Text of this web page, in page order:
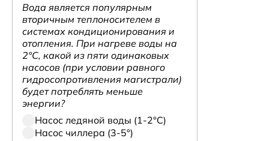
Вода является популярным
вторичным теплоносителем в
системах кондиционирования и
отопления. При нагреве воды на
2°С, какой из пяти одинаковых
насосов (при условии равного
гидросопротивления магистрали)
будет потреблять меньше
энергии?
Насос ледяной воды (1-2°С)
Насос чиллера (3-5°)